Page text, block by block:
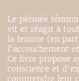
Le périnée
vit et réagit à
la femme (en
l'accouchement
Ce livre propose
conscience et
comprendre leur